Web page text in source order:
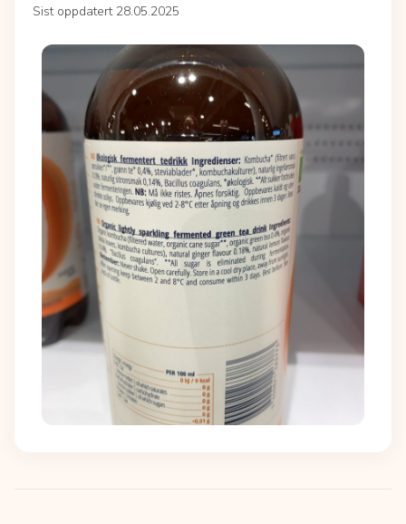
Sist oppdatert 28.05.2025